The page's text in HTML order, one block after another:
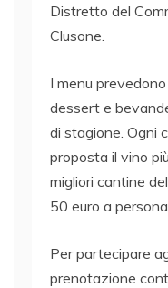
Distretto del
Clusone.
I menu
dessert e
di stagione. Ogni
proposta il vino
migliori cantine
50 euro a persona.
Per partecipare
prenotazione